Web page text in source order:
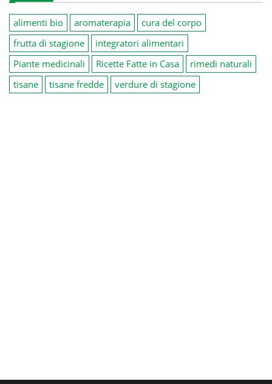
alimenti bio aromaterapia
cura del corpo
frutta di stagione
integratori alimentari
Piante medicinali
Ricette Fatte in Casa
rimedi naturali
tisane
tisane fredde verdure di stagione